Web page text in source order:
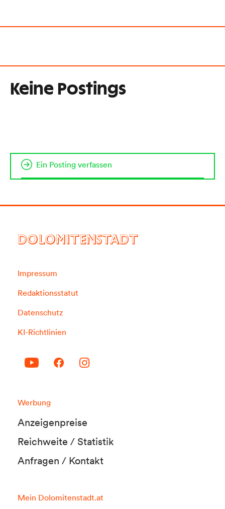
Keine Postings
Ein Posting verfassen
DOLOMITENSTADT
Impressum
Redaktionsstatut
Datenschutz
KI-Richtlinien
Werbung
Anzeigenpreise
Reichweite / Statistik
Anfragen / Kontakt
Mein Dolomitenstadt.at